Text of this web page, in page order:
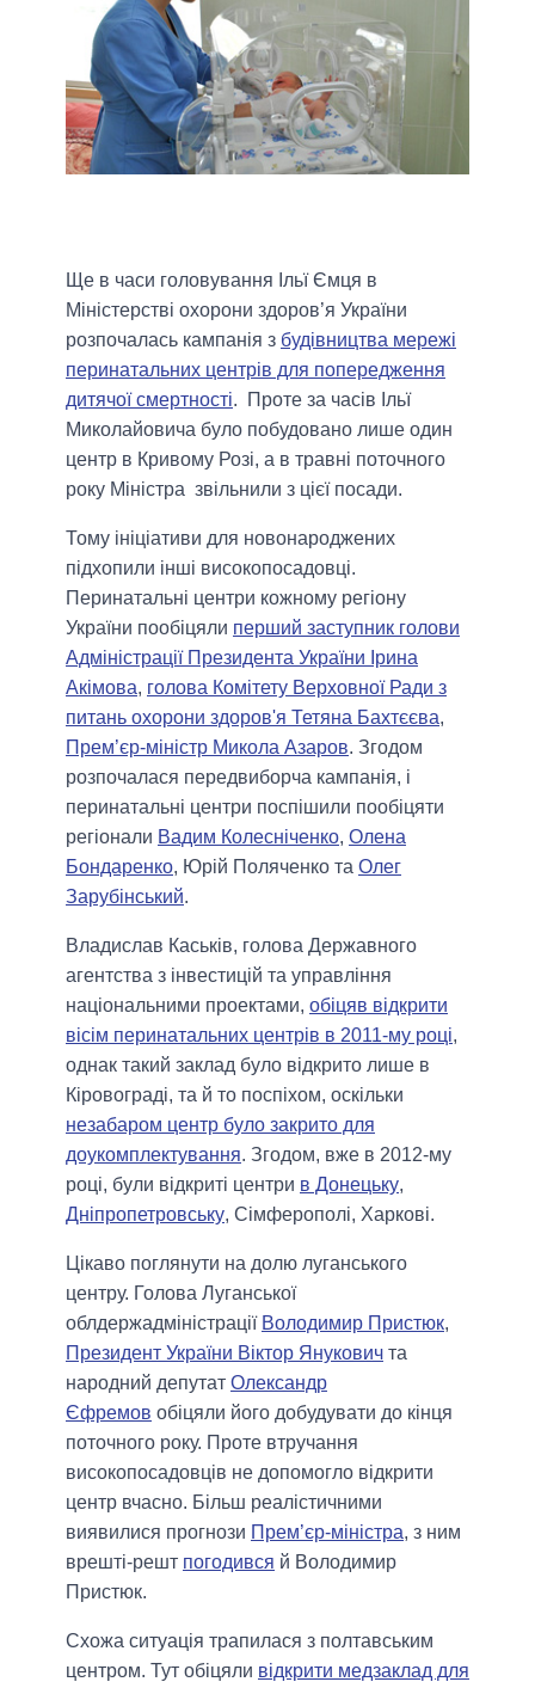
Ще в часи головування Ільї Ємця в
Міністерстві охорони здоров’я України
розпочалась кампанія з будівництва мережі
перинатальних центрів для попередження
дитячої смертності. Проте за часів Ільї
Миколайовича було побудовано лише один
центр в Кривому Розі, а в травні поточного
року Міністра звільнили з цієї посади.
Тому ініціативи для новонароджених
підхопили інші високопосадовці.
Перинатальні центри кожному регіону
України пообіцяли перший заступник голови
Адміністрації Президента України Ірина
Акімова, голова Комітету Верховної Ради з
питань охорони здоров'я Тетяна Бахтєєва,
Прем’єр-міністр Микола Азаров. Згодом
розпочалася передвиборча кампанія, і
перинатальні центри поспішили пообіцяти
регіонали Вадим Колесніченко, Олена
Бондаренко, Юрій Поляченко та Олег
Зарубінський.
Владислав Каськів, голова Державного
агентства з інвестицій та управління
національними проектами, обіцяв відкрити
вісім перинатальних центрів в 2011-му році,
однак такий заклад було відкрито лише в
Кіровограді, та й то поспіхом, оскільки
незабаром центр було закрито для
доукомплектування. Згодом, вже в 2012-му
році, були відкриті центри в Донецьку,
Дніпропетровську, Сімферополі, Харкові.
Цікаво поглянути на долю луганського
центру. Голова Луганської
облдержадміністрації Володимир Пристюк,
Президент України Віктор Янукович та
народний депутат Олександр
Єфремов обіцяли його добудувати до кінця
поточного року. Проте втручання
високопосадовців не допомогло відкрити
центр вчасно. Більш реалістичними
виявилися прогнози Прем’єр-міністра, з ним
врешті-решт погодився й Володимир
Пристюк.
Схожа ситуація трапилася з полтавським
центром. Тут обіцяли відкрити медзаклад для